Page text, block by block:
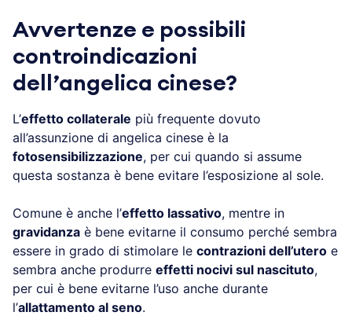
Avvertenze e possibili
controindicazioni
del
l’angelica cinese?
L’effetto collaterale più frequente dovuto
all’assunzione di angelica cinese è la
fotosensibilizzazione, per cui quando si assume
questa sostanza è bene evitare l’esposizione al sole.
Comune è anche l’effetto lassativo, mentre in
gravidanza è bene evitarne il consumo perché sembra
essere in grado di stimolare le contrazioni dell’utero e
sembra anche produrre effetti nocivi sul nascituto,
per cui è bene evitarne l’uso anche durante
l’allattamento al seno.